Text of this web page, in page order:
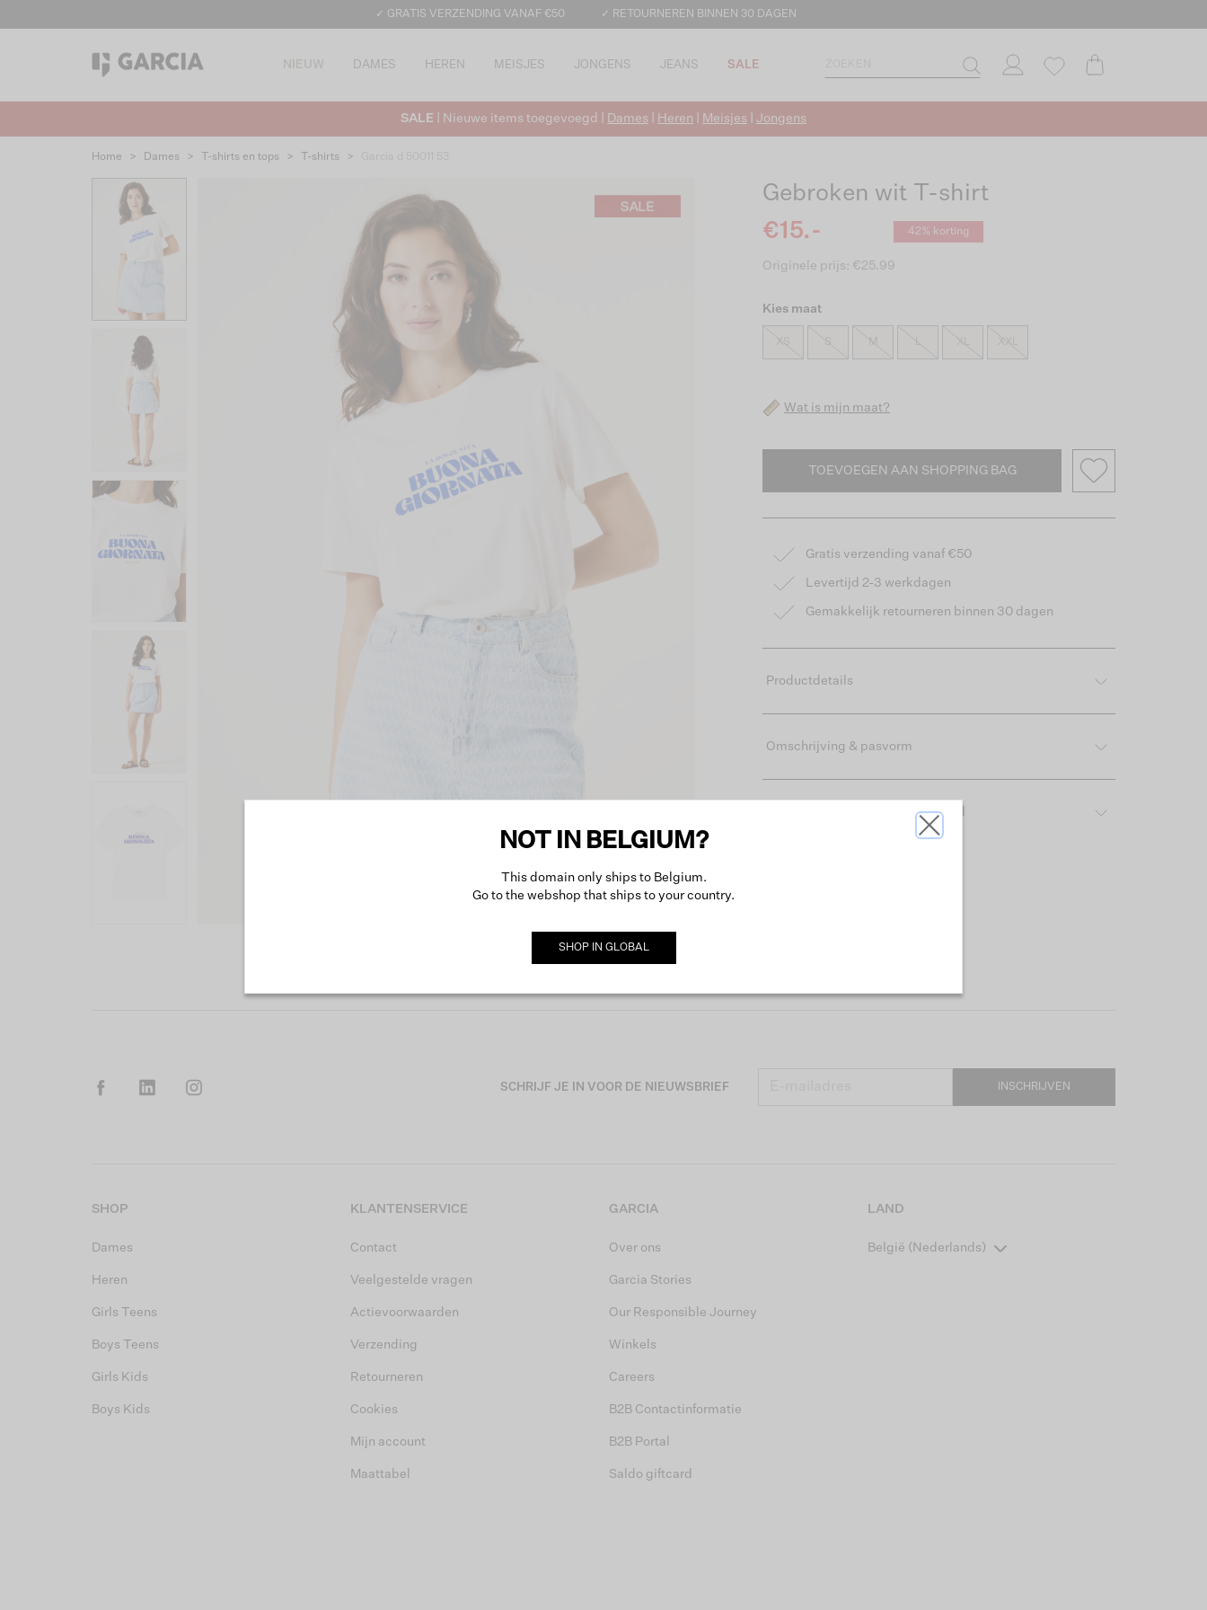
✓ GRATIS VERZENDING VANAF €50 ✓ RETOURNEREN BINNEN 30 DAGEN
NIEUW DAMES HEREN MEISJES JONGENS JEANS SALE
SALE | Nieuwe items toegevoegd | Dames Heren Meisjes Jongens
Home > Dames > T-shirts en tops > T-shirts >
Gebroken wit T-shirt
€15.-
42% korting
Originele prijs: €25.99
Kies maat
XS M XL XXL
Wat is mijn maat?
TOEVOEGEN AAN SHOPPING BAG
Gratis verzending vanaf €50
Levertijd 2-3 werkdagen
Gemakkelijk retourneren binnen 30 dagen
Productdetails
Omschrijving & pasvorm
Meer over het gebruikte materiaal
SCHRIJF JE IN VOOR DE NIEUWSBRIEF INSCHRIJVEN
SHOP
Dames
Heren
Girls Teens
Boys Teens
Girls Kids
Boys Kids
KLANTENSERVICE
Contact
Veelgestelde vragen
Actievoorwaarden
Verzending
Retourneren
Cookies
Mijn account
Maattabel
GARCIA
Over ons
Garcia Stories
Our Responsible Journey
Winkels
Careers
B2B Contactinformatie
B2B Portal
Saldo giftcard
LAND
België (Nederlands)
NOT IN BELGIUM?
This domain only ships to Belgium.
Go to the webshop that ships to your country.
SHOP IN GLOBAL